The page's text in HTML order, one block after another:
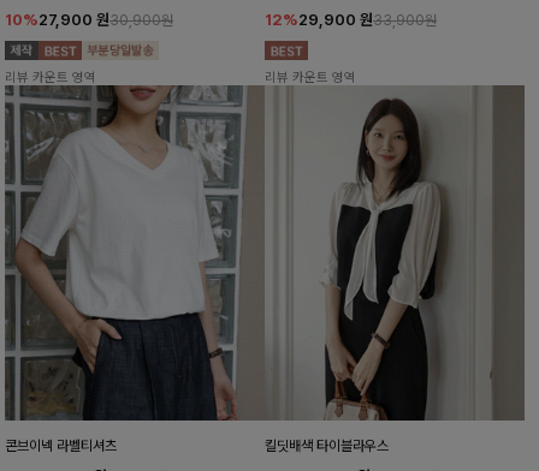
10%27,900 원30,900원
리뷰 카운트 영역
12%29,900 원33,900원
리뷰 카운트 영역
콘브이넥 라벨티셔츠 킬딧배색 타이블라우스